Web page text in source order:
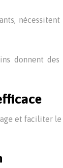
donnent des
et faciliter